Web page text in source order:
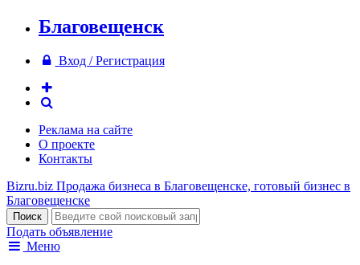
Благовещенск
Вход / Регистрация
Реклама на сайте
О проекте
Контакты
Bizru.biz Продажа бизнеса в Благовещенске, готовый бизнес в
Благовещенске
Подать объявление
Меню